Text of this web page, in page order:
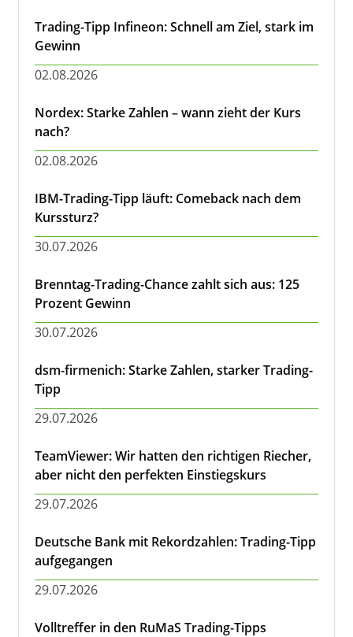
Trading-Tipp Infineon: Schnell am Ziel, stark im
Gewinn
02.08.2026
Nordex: Starke Zahlen – wann zieht der Kurs
nach?
02.08.2026
IBM-Trading-Tipp läuft: Comeback nach dem
Kurssturz?
30.07.2026
Brenntag-Trading-Chance zahlt sich aus: 125
Prozent Gewinn
30.07.2026
dsm-firmenich: Starke Zahlen, starker Trading-
Tipp
29.07.2026
TeamViewer: Wir hatten den richtigen Riecher,
aber nicht den perfekten Einstiegskurs
29.07.2026
Deutsche Bank mit Rekordzahlen: Trading-Tipp
aufgegangen
29.07.2026
Volltreffer in den RuMaS Trading-Tipps